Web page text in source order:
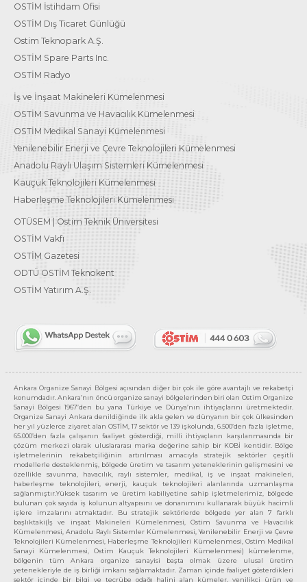
OSTİM İstihdam Ofisi
OSTİM Dış Ticaret Günlüğü
Ostim Teknopark A.Ş.
OSTİM Spare Parts Inc.
OSTİM Radyo
İş ve İnşaat Makineleri Kümelenmesi
OSTİM Savunma ve Havacılık Kümelenmesi
OSTİM Medikal Sanayi Kümelenmesi
Yenilenebilir Enerji ve Çevre Teknolojileri Kümelenmesi
Anadolu Raylı Ulaşım Sistemleri Kümelenmesi
Kauçuk Teknolojileri Kümelenmesi
Haberleşme Teknolojileri Kümelenmesi
OTÜSEM | Ostim Teknik Üniversitesi
OSTİM Vakfı
OSTİM Gazetesi
ODTÜ OSTİM Teknokent
OSTİM Yatırım A.Ş.
Ankara Organize Sanayi Bölgesi açısından diğer bir çok ile göre avantajlı ve rekabetçi
konumdadır. Ankara’nın öncü organize sanayi bölgelerinden biri olan Ostim Organize
Sanayi Bölgesi 1967’den bu yana Türkiye ve Dünya’nın ihtiyaçlarını üretmektedir.
Organize Sanayi Ankara denildiğinde ilk akla gelen ve dünyanın bir çok ülkesinden
her yıl yüzlerce ziyaret alan OSTİM, 17 sektör ve 139 işkolunda, 6.500’den fazla işletme,
65.000’den fazla çalışanın faaliyet gösterdiği, milli ihtiyaçların karşılanmasında bir
çözüm merkezi olarak uluslararası marka değerine sahip bir KOBİ kentidir. Bölge
işletmelerinin rekabetçiliğinin artırılması amacıyla stratejik sektörler çeşitli
modellerle desteklenmiş, bölgede üretim ve tasarım yeteneklerinin gelişmesini ve
özellikle savunma, havacılık, raylı sistemler, medikal, iş ve inşaat makineleri,
haberleşme teknolojileri, enerji, kauçuk teknolojileri alanlarında uzmanlaşma
sağlanmıştır.Yüksek tasarım ve üretim kabiliyetine sahip işletmelerimiz, bölgede
bulunan çok sayıda iş kolunun altyapısını ve donanımını kullanarak büyük hacimli
işlere imzalarını atmaktadır. Bu stratejik sektörlerde bölgede yer alan 7 farklı
başlıktaki(İş ve inşaat Makineleri Kümelenmesi, Ostim Savunma ve Havacılık
Kümelenmesi, Anadolu Raylı Sistemler Kümelenmesi, Yenilenebilir Enerji ve Çevre
Teknolojileri Kümelenmesi, Haberleşme Teknolojileri Kümelenmesi, Ostim Medikal
Sanayi Kümelenmesi, Ostim Kauçuk Teknolojileri Kümelenmesi) kümelenme,
bölgenin tüm Ankara organize sanayisi başta olmak üzere ulusal üretim
yetenekleriyle de iş birliği imkanı sağlamaktadır. Zaman içinde faaliyet gösterdikleri
sektör içinde bir bilgi ve tecrübe odağı halini alan kümeler, yenilikçi ürün ve